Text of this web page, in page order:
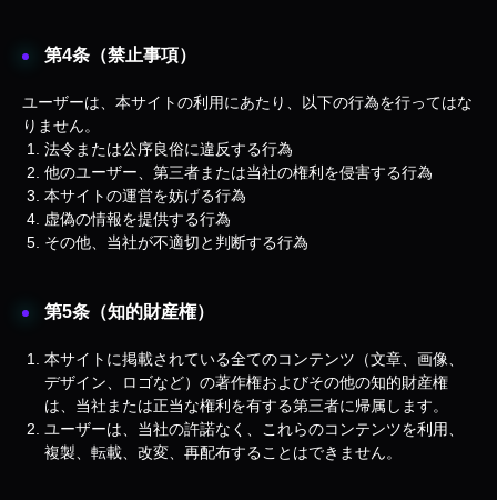
第4条（禁止事項）
ユーザーは、本サイトの利用にあたり、以下の行為を行ってはな
りません。
法令または公序良俗に違反する行為
他のユーザー、第三者または当社の権利を侵害する行為
本サイトの運営を妨げる行為
虚偽の情報を提供する行為
その他、当社が不適切と判断する行為
第5条（知的財産権）
本サイトに掲載されている全てのコンテンツ（文章、画像、
デザイン、ロゴなど）の著作権およびその他の知的財産権
は、当社または正当な権利を有する第三者に帰属します。
ユーザーは、当社の許諾なく、これらのコンテンツを利用、
複製、転載、改変、再配布することはできません。